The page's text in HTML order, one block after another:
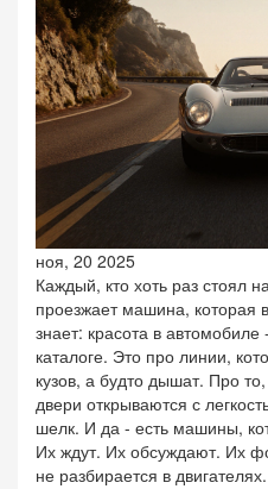
ноя, 20 2025
Каждый, кто хоть раз стоял
проезжает машина, которая
знает: красота в
каталоге. Это про линии,
кузов, а будто дышат. Про
двери открываются с
шелк. И да - есть машины,
Их ждут. Их обсуждают. Их
не разбирается в двигателях.